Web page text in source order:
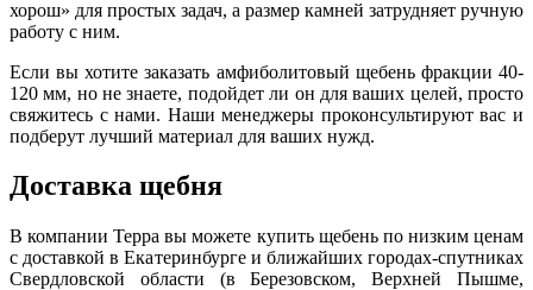
хорош» для простых задач, а размер камней затрудняет ручную
работу с ним.
Если вы хотите заказать амфиболитовый щебень фракции 40-
120 мм, но не знаете, подойдет ли он для ваших целей, просто
свяжитесь с нами. Наши менеджеры проконсультируют вас и
подберут лучший материал для ваших нужд.
Доставка щебня
В компании Терра вы можете купить щебень по низким ценам
с доставкой в Екатеринбурге и ближайших городах-спутниках
Свердловской области (в Березовском, Верхней Пышме,